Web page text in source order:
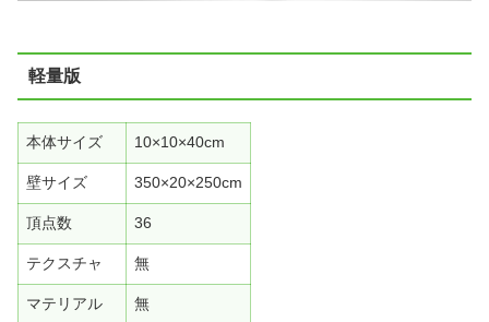
軽量版
本体サイズ 10×10×40cm
壁サイズ 350×20×250cm
頂点数 36
テクスチャ 無
マテリアル 無